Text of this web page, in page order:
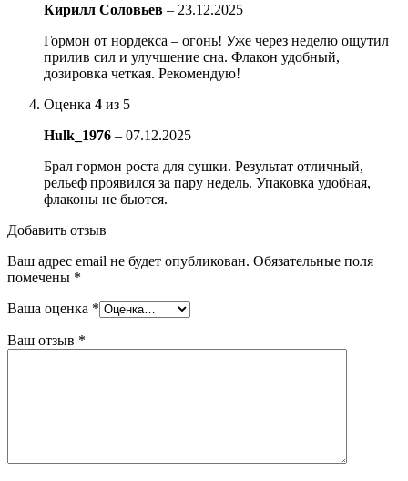
Кирилл Соловьев – 23.12.2025
Гормон от нордекса – огонь! Уже через неделю ощутил
прилив сил и улучшение сна. Флакон удобный,
дозировка четкая. Рекомендую!
Оценка 4 из 5
Hulk_1976 – 07.12.2025
Брал гормон роста для сушки. Результат отличный,
рельеф проявился за пару недель. Упаковка удобная,
флаконы не бьются.
Добавить отзыв
Ваш адрес email не будет опубликован. Обязательные поля
помечены *
Ваша оценка *
Ваш отзыв *